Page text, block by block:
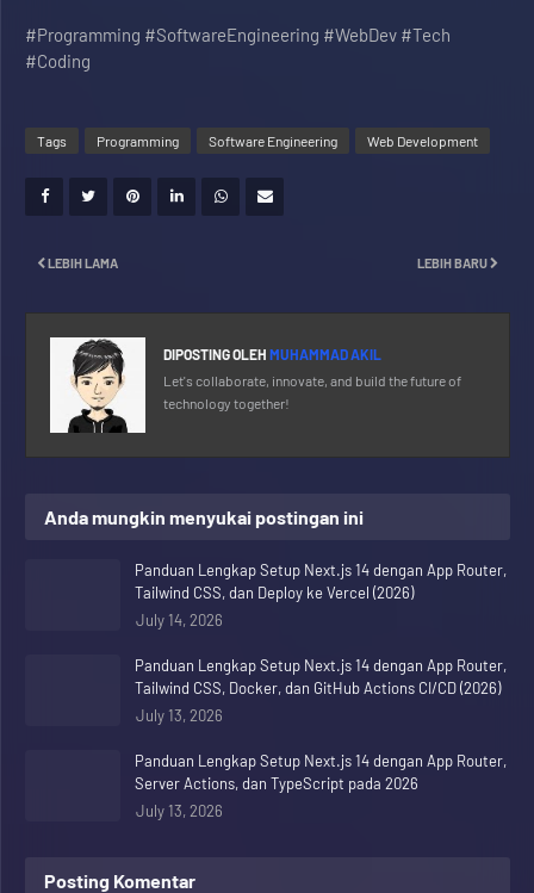
#Programming #SoftwareEngineering #WebDev #Tech
#Coding
Tags Programming Software Engineering Web Development
LEBIH BARU
LEBIH LAMA
DIPOSTING OLEH MUHAMMAD AKIL
Let's collaborate, innovate, and build the future of
technology together!
Anda mungkin menyukai postingan ini
Panduan Lengkap Setup Next.js 14 dengan App Router,
Tailwind CSS, dan Deploy ke Vercel (2026)
July 14, 2026
Panduan Lengkap Setup Next.js 14 dengan App Router,
Tailwind CSS, Docker, dan GitHub Actions CI/CD (2026)
July 13, 2026
Panduan Lengkap Setup Next.js 14 dengan App Router,
Server Actions, dan TypeScript pada 2026
July 13, 2026
Posting Komentar